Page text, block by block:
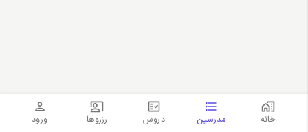
خانه مدرسین دروس رزروها ورود